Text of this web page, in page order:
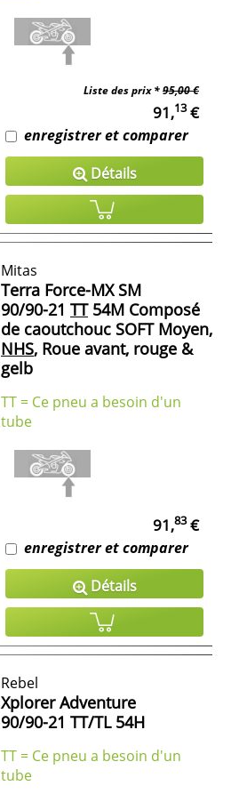
Liste des prix *95,00 €
91,13€
enregistrer et comparer
Détails
Mitas
Terra Force-MX SM
90/90-21 TT54M Composé
de caoutchouc SOFT Moyen,
NHS, Roue avant, rouge &
gelb
TT = Ce pneu a besoin d'un
tube
91,83€
enregistrer et comparer
Détails
Rebel
Xplorer Adventure
90/90-21 TT/TL 54H
TT = Ce pneu a besoin d'un
tube